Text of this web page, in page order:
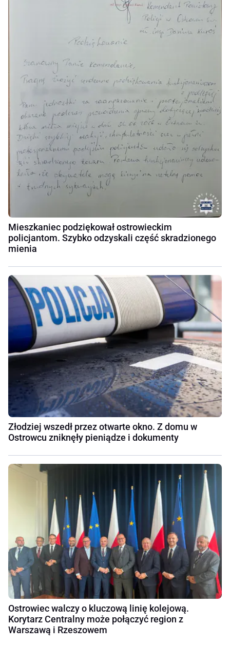
Mieszkaniec podziękował ostrowieckim
policjantom. Szybko odzyskali część skradzionego
mienia
Złodziej wszedł przez otwarte okno. Z domu w
Ostrowcu zniknęły pieniądze i dokumenty
Ostrowiec walczy o kluczową linię kolejową.
Korytarz Centralny może połączyć region z
Warszawą i Rzeszowem